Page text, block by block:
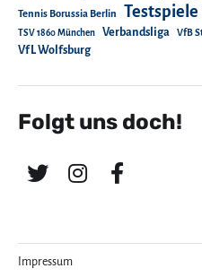
Tennis Borussia Berlin Testspiele
TSV 1860 München Verbandsliga VfB
VfL Wolfsburg
Folgt uns doch!
Impressum